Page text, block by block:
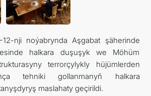
nji noýabrynda Aşgabat şäherinde
halkara duşuşyk we Möhüm
terrorçylykly hüjümlerden
tehniki gollanmanyň halkara
maslahaty geçirildi.